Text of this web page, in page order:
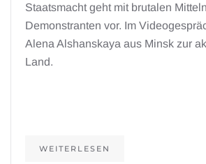
Staatsmacht geht mit brutalen
Demonstranten vor. Im
Alena Alshanskaya aus Minsk zur
Land.
WEITERLESEN